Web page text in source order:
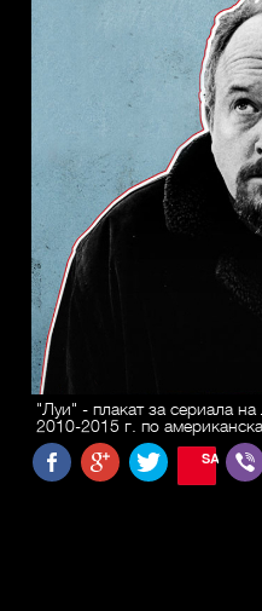
"Луи" - плакат за сериала
2010-2015 г. по
SAVE